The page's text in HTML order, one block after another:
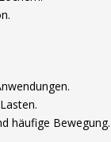
häufige Bewegung.